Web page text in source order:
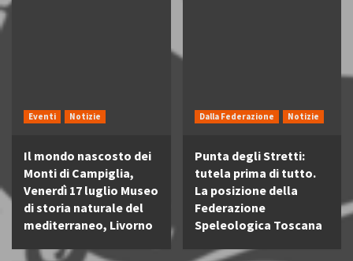
Eventi Notizie
Il mondo nascosto dei
Monti di Campiglia,
Venerdì 17 luglio Museo
di storia naturale del
mediterraneo, Livorno
Dalla Federazione Notizie
Punta degli Stretti:
tutela prima di tutto.
La posizione della
Federazione
Speleologica Toscana